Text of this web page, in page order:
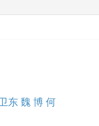
东 魏 博 何